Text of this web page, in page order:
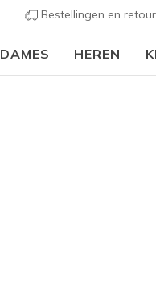
Bestellingen en
DAMES HEREN